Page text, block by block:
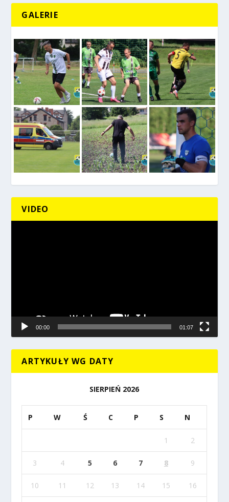
GALERIE
VIDEO
00:00 01:07
ARTYKUŁY WG DATY
SIERPIEŃ 2026
P W Ś C P S N
1 2
3 4 5 6 7 8 9
10 11 12 13 14 15 16